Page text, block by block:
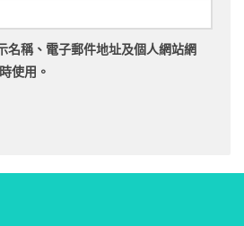
名稱、電子郵件地址及個人網站網
使用。